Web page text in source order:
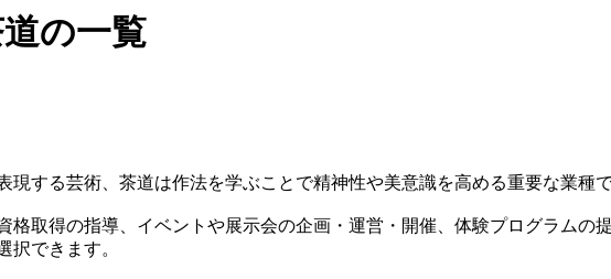
の一覧
する芸術、茶道は作法を学ぶことで精神性や美意識を高める重要な業種
取得の指導、イベントや展示会の企画・運営・開催、体験プログラムの
択できます。